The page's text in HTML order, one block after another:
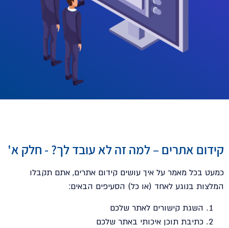
קידום אתרים – למה זה לא עובד לך? - חלק א'
כמעט בכל מאמר על איך עושים קידום אתרים, אתם תקבלו
המלצות בנוגע לאחד (או כל) הסעיפים הבאים:
השגת קישורים לאתר שלכם
כתיבת תוכן איכותי באתר שלכם